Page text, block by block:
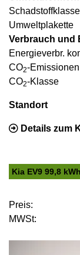
Schadstoffklasse
Umweltplakette
Verbrauch und
Energieverbr.
CO2-
CO2-Klasse
Standort
Details zum
Kia EV9 99,8
Preis:
MWSt: